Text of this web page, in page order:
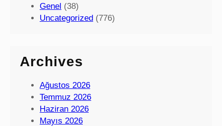
Genel (38)
Uncategorized (776)
Archives
Ağustos 2026
Temmuz 2026
Haziran 2026
Mayıs 2026